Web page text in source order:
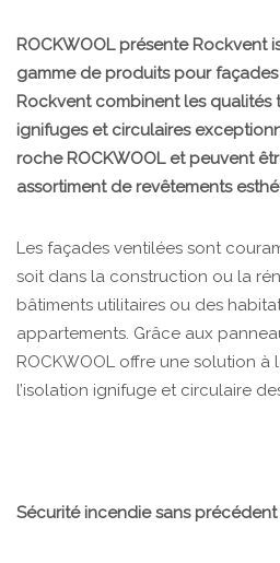
ROCKWOOL présente Rockvent
gamme de produits pour
Rockvent combinent les qualités
ignifuges et circulaires
roche ROCKWOOL et peuvent
assortiment de revêtements
Les façades ventilées sont
soit dans la construction ou la
bâtiments utilitaires ou des
appartements. Grâce aux
ROCKWOOL offre une solution
l’isolation ignifuge et circulaire
Sécurité incendie sans précédent